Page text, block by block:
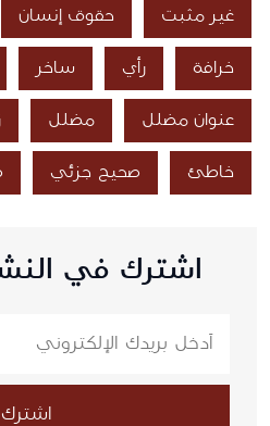
غير مثبت حقوق إنسان
خرافة رأي ساخر
عنوان مضلل مضلل
خاطئ صحيح جزئي
اشترك في
اشترك